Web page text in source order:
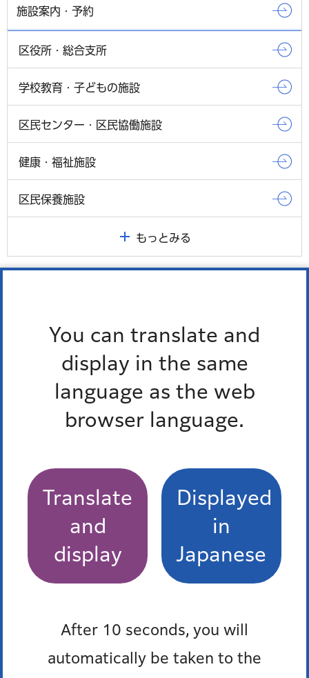
You can translate and
display in the same
language as the web
browser language.
Translate
and
display
Displayed
in
Japanese
After 10 seconds, you will
automatically be taken to the
施設案内・予約
区役所・総合支所
学校教育・子どもの施設
区民センター・区民協働施設
健康・福祉施設
区民保養施設
もっとみる
オンラインサービス
窓口混雑状況